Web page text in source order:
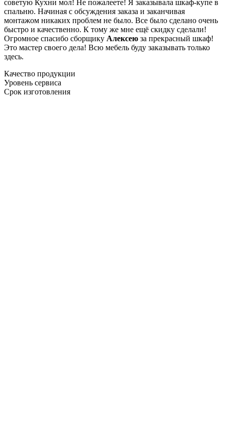
советую Кухни мол! Не пожалеете! Я заказывала шкаф-купе в
спальню. Начиная с обсуждения заказа и заканчивая
монтажом никаких проблем не было. Все было сделано очень
быстро и качественно. К тому же мне ещё скидку сделали!
Огромное спасибо сборщику Алексею за прекрасный шкаф!
Это мастер своего дела! Всю мебель буду заказывать только
здесь.
Качество продукции
Уровень сервиса
Срок изготовления